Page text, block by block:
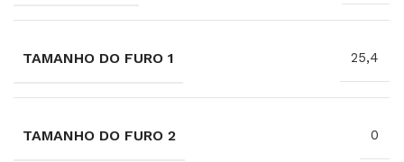
TAMANHO DO FURO 1 25,4
TAMANHO DO FURO 2 0